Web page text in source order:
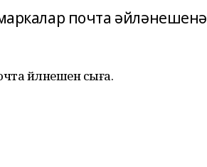
почта әйләнешенә
әйләнешенә сыға.